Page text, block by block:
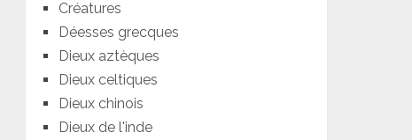
Créatures
Déesses grecques
Dieux aztèques
Dieux celtiques
Dieux chinois
Dieux de l'inde